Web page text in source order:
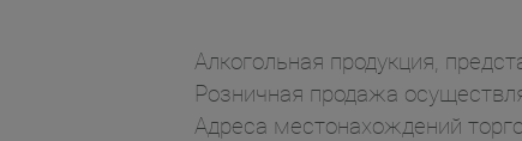
Алкогольная продукция,
Розничная продажа
Адреса местонахождений